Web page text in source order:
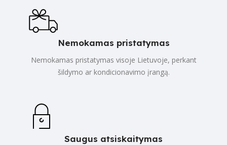
Nemokamas pristatymas
Nemokamas pristatymas visoje Lietuvoje, perkant
šildymo ar kondicionavimo įrangą.
Saugus atsiskaitymas